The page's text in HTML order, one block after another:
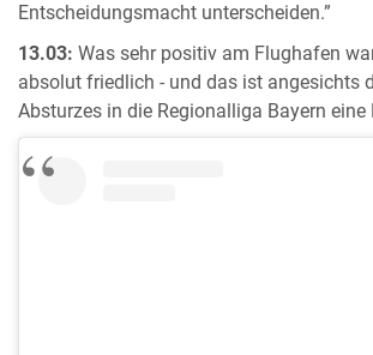
Entscheidungsmacht unterscheiden.”
13.03: Was sehr positiv am Flughafen
absolut friedlich - und das ist angesichts
Absturzes in die Regionalliga Bayern eine